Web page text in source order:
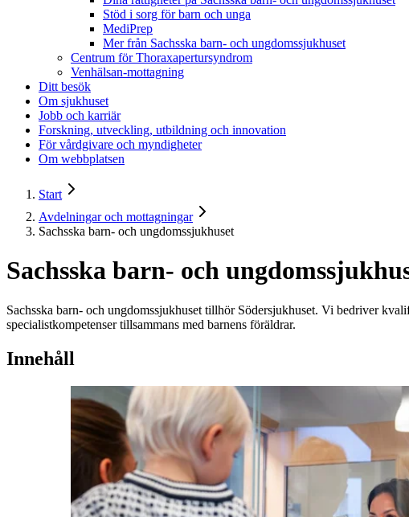
Stöd i sorg för barn och unga
MediPrep
Mer från Sachsska barn- och ungdomssjukhuset
Centrum för Thoraxapertursyndrom
Venhälsan-mottagning
Ditt besök
Om sjukhuset
Jobb och karriär
Forskning, utveckling, utbildning och innovation
För vårdgivare och myndigheter
Om webbplatsen
Start
Avdelningar och mottagningar
Sachsska barn- och ungdomssjukhuset
Sachsska barn- och
Sachsska barn- och ungdomssjukhuset tillhör Södersjukhuset. Vi bedriver
specialistkompetenser tillsammans med barnens föräldrar.
Innehåll